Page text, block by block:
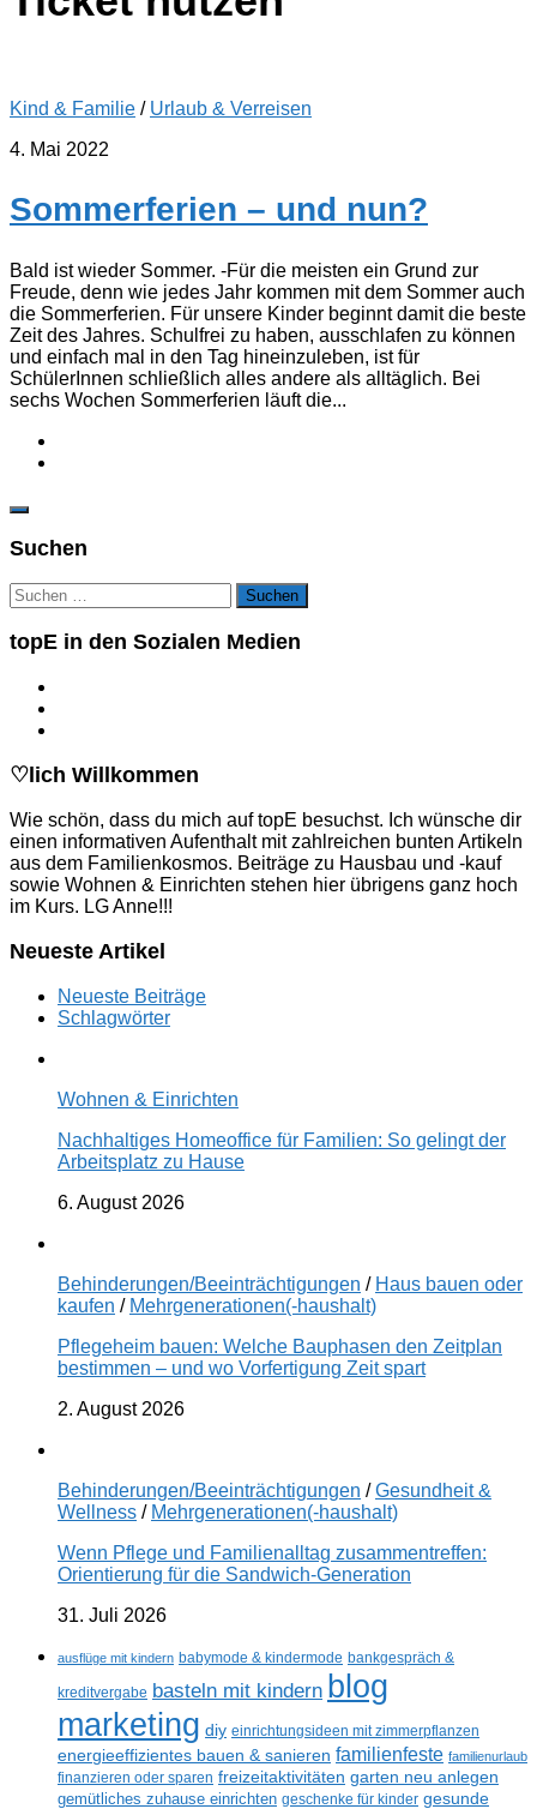
Kind & Familie / Urlaub & Verreisen
4. Mai 2022
Sommerferien – und nun?
Bald ist wieder Sommer. -Für die meisten ein Grund zur
Freude, denn wie jedes Jahr kommen mit dem Sommer auch
die Sommerferien. Für unsere Kinder beginnt damit die beste
Zeit des Jahres. Schulfrei zu haben, ausschlafen zu können
und einfach mal in den Tag hineinzuleben, ist für
SchülerInnen schließlich alles andere als alltäglich. Bei
sechs Wochen Sommerferien läuft die...
Suchen
Suchen
nach:
topE in den Sozialen Medien
♡lich Willkommen
Wie schön, dass du mich auf topE besuchst. Ich wünsche dir
einen informativen Aufenthalt mit zahlreichen bunten Artikeln
aus dem Familienkosmos. Beiträge zu Hausbau und -kauf
sowie Wohnen & Einrichten stehen hier übrigens ganz hoch
im Kurs. LG Anne!!!
Neueste Artikel
Neueste Beiträge
Schlagwörter
Wohnen & Einrichten
Nachhaltiges Homeoffice für Familien: So gelingt der
Arbeitsplatz zu Hause
6. August 2026
Behinderungen/Beeinträchtigungen / Haus bauen oder
kaufen / Mehrgenerationen(-haushalt)
Pflegeheim bauen: Welche Bauphasen den Zeitplan
bestimmen – und wo Vorfertigung Zeit spart
2. August 2026
Behinderungen/Beeinträchtigungen /Gesundheit &
Wellness / Mehrgenerationen(-haushalt)
Wenn Pflege und Familienalltag zusammentreffen:
Orientierung für die Sandwich-Generation
31. Juli 2026
ausflüge mit kindern babymode & kindermode bankgespräch &
kreditvergabe basteln mit kindern blog
marketing diy einrichtungsideen mit zimmerpflanzen
energieeffizientes bauen & sanieren familienfeste familienurlaub
finanzieren oder sparen freizeitaktivitäten garten neu anlegen
gemütliches zuhause einrichten geschenke für kinder gesunde